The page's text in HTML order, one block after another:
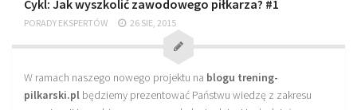
Baza ćwiczeń
Pro Training
Aplikacja Pro Training – Trening Piłkarski
Cykl: Jak wyszkolić zawodowego piłkarza? #1
PORADY EKSPERTÓW 26 SIE, 2015
W ramach naszego nowego projektu na blogu trening-
pilkarski.pl będziemy prezentować Państwu wiedzę z zakresu